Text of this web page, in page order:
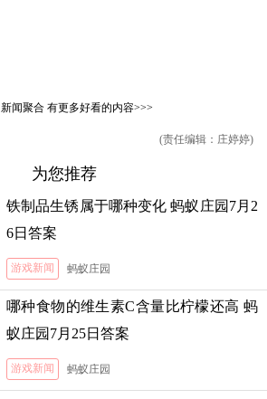
新闻聚合有更多好看的内容>>>
(责任编辑：庄婷婷)
为您推荐
铁制品生锈属于哪种变化 蚂蚁庄园7月2
6日答案
游戏新闻 蚂蚁庄园
哪种食物的维生素C含量比柠檬还高 蚂
蚁庄园7月25日答案
游戏新闻 蚂蚁庄园